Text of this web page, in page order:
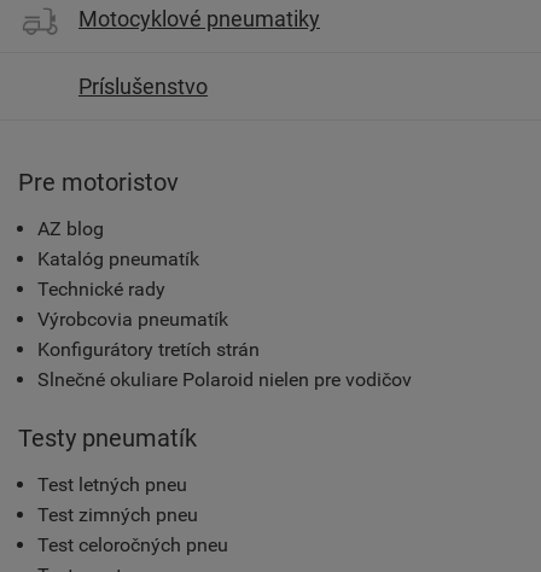
Motocyklové pneumatiky
Príslušenstvo
Pre motoristov
AZ blog
Katalóg pneumatík
Technické rady
Výrobcovia pneumatík
Konfigurátory tretích strán
Slnečné okuliare Polaroid nielen pre vodičov
Testy pneumatík
Test letných pneu
Test zimných pneu
Test celoročných pneu